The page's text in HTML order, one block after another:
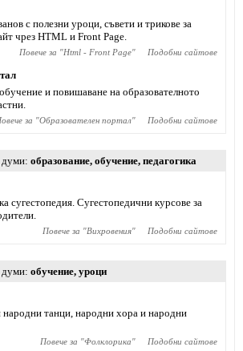
с полезни уроци, съвети и трикове за
чрез HTML и Front Page.
Повече за "Html - Front Page" Подобни сайтове
и повишаване на образователното
за "Образователен портал" Подобни сайтове
образование, обучение, педагогика
сугестопедия. Сугестопедични курсове за
Повече за "Вихровения" Подобни сайтове
обучение, уроци
танци, народни хора и народни
Повече за "Фолклорика" Подобни сайтове